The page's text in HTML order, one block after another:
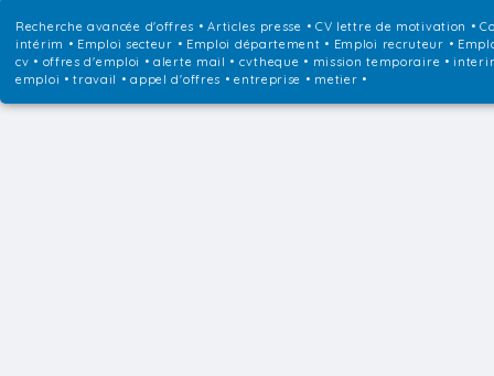
Recherche avancée d'offres •Articles presse • CV lettre de motivation •
intérim • Emploi secteur • Emploi département • Emploi recruteur •
cv • offres d'emploi • alerte mail • cvtheque • mission temporaire •
emploi • travail • appel d'offres • entreprise • metier •